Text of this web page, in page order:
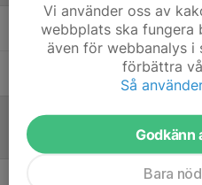
Emil ErikssonTränare
Tränare P17
Referat
Vi använder oss av
webbplats ska fungera
även för webbanalys
förbättra
Så
Godkänn
Bara